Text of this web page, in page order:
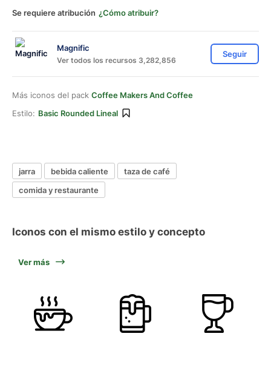
Se requiere atribución ¿Cómo atribuir?
Magnific
Ver todos los recursos 3,282,856
Seguir
Más iconos del pack Coffee Makers And Coffee
Estilo: Basic Rounded Lineal
jarra bebida caliente
taza de café
comida y restaurante
Iconos con el mismo estilo y concepto
Ver más